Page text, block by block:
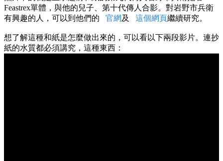
Feastrex單體，與他的兒子、第十代傳人合影。對岩野市兵衛
有興趣的人，可以到他們的
官網 及 這個網頁繼續研究。
想了解這種和紙是怎麼做出來的，可以看以下兩段影片。連抄
紙的水質都必須講究，這種東西：